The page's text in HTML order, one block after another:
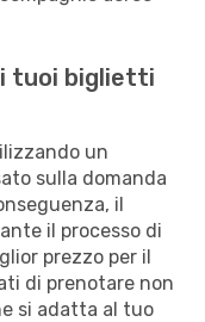
tuoi biglietti
un
sulla domanda
il
il processo di
prezzo per il
di prenotare non
si adatta al tuo